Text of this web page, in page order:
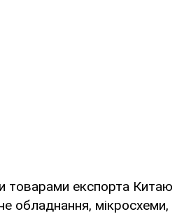
товарами експорта Китаю
обладнання, мікросхеми,